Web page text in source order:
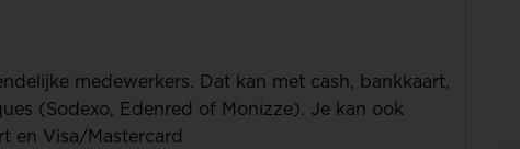
medewerkers. Dat kan met cash, bankkaart,
(Sodexo, Edenred of Monizze). Je kan ook
en Visa/Mastercard